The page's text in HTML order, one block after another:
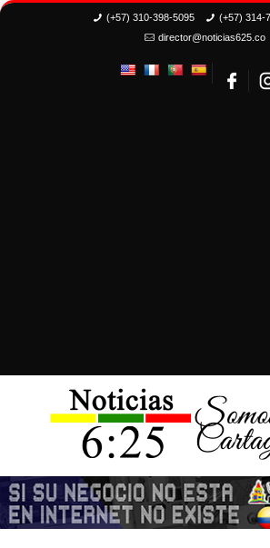
(+57) 310-398-5095
(+57) 314-
director@noticias625.co